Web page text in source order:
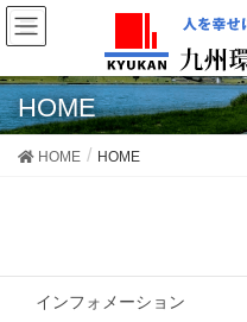
HOME
HOME HOME
インフォメーション